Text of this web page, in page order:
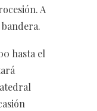
A
hasta el